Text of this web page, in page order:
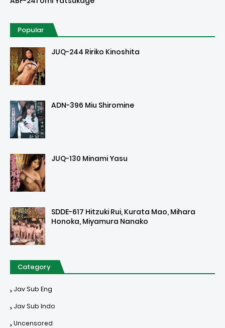
Popular
JUQ-244 Ririko Kinoshita
ADN-396 Miu Shiromine
JUQ-130 Minami Yasu
SDDE-617 Hitzuki Rui, Kurata Mao, Mihara
Honoka, Miyamura Nanako
Category
Jav Sub Eng
Jav Sub Indo
Uncensored